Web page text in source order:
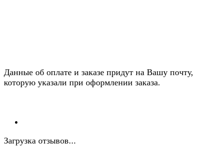
Данные об оплате и заказе придут на Вашу почту,
которую указали при оформлении заказа.
Загрузка отзывов...